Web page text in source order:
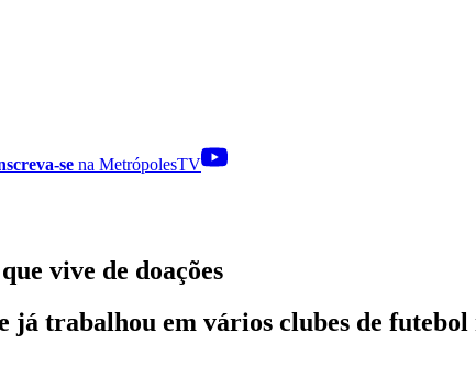
se na MetrópolesTV
vive de doações
já trabalhou em vários clubes de